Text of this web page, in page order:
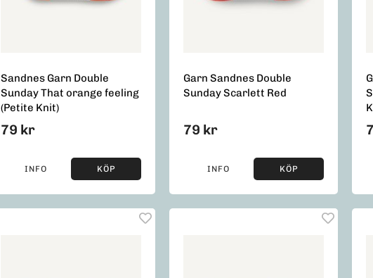
Sandnes Garn Double
Sunday That orange feeling
(Petite Knit)
79 kr
INFO KÖP
Garn Sandnes Double
Sunday Scarlett Red
79 kr
INFO KÖP